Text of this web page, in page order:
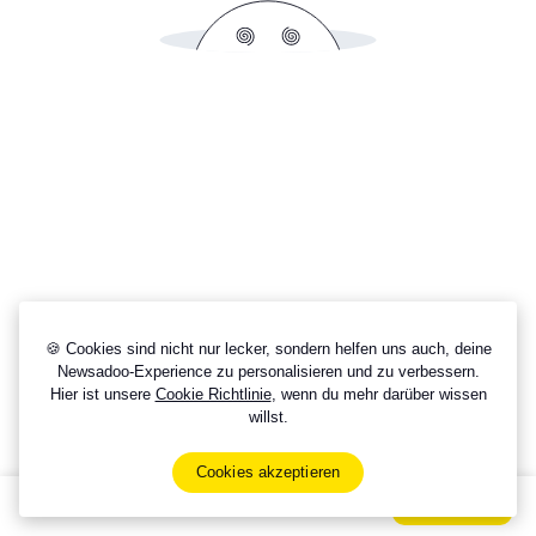
🍪 Cookies sind nicht nur lecker, sondern helfen uns auch, deine
Newsadoo-Experience zu personalisieren und zu verbessern.
Hier ist unsere Cookie Richtlinie, wenn du mehr darüber wissen
willst.
Cookies akzeptieren